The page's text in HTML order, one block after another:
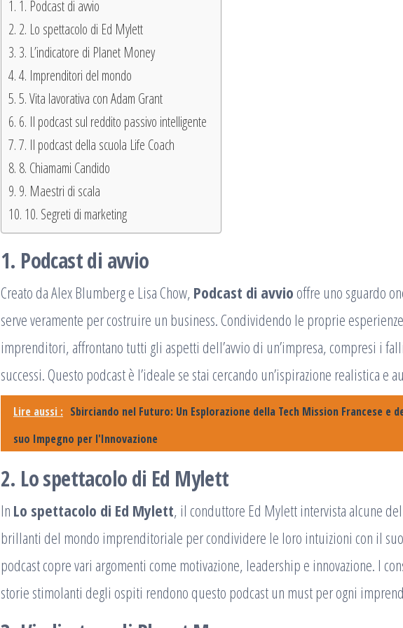
1. Podcast di avvio
2. Lo spettacolo di Ed Mylett
3. L’indicatore di Planet Money
4. Imprenditori del mondo
5. Vita lavorativa con Adam Grant
6. Il podcast sul reddito passivo intelligente
7. Il podcast della scuola Life Coach
8. Chiamami Candido
9. Maestri di scala
10. Segreti di marketing
1. Podcast di avvio
Creato da Alex Blumberg e Lisa Chow, Podcast di avvio offre uno sguardo
serve veramente per costruire un business. Condividendo le proprie
imprenditori, affrontano tutti gli aspetti dell’avvio di un’impresa, compresi i
successi. Questo podcast è l’ideale se stai cercando un’ispirazione realistica e
Lire aussi : Sbirciando nel Futuro: Un Esplorazione della Tech Mission Francese e
suo Impegno per l'Innovazione
2. Lo spettacolo di Ed Mylett
In Lo spettacolo di Ed Mylett, il conduttore Ed Mylett intervista alcune
brillanti del mondo imprenditoriale per condividere le loro intuizioni con il
podcast copre vari argomenti come motivazione, leadership e innovazione. I
storie stimolanti degli ospiti rendono questo podcast un must per ogni